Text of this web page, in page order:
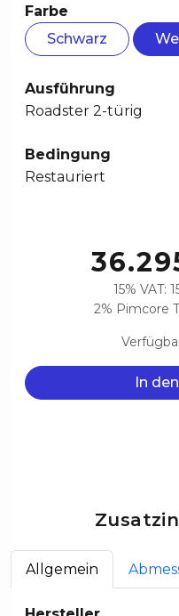
Farbe
Schwarz
Ausführung
Roadster 2-türig
Bedingung
Restauriert
15% VAT:
2% Pimcore
In
Allgemein